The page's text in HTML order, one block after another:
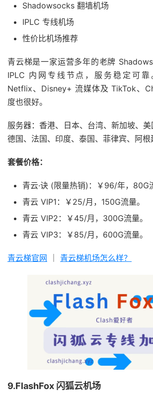
Shadowsocks 翻墙机场
IPLC 专线机场
性价比机场推荐
青云梯是一家运营多年的老牌
IPLC 内网专线节点，服务稳定可
Netflix、Disney+ 流媒体及 TikTok、
度也很好。
服务器：香港、日本、台湾、新加坡、美
德国、法国、印度、泰国、菲律宾、阿根
套餐价格：
青云·诀 (限量热销)：￥96/年，80G
青云 VIP1：￥25/月，150G流量。
青云 VIP2：￥45/月，300G流量。
青云 VIP3：￥85/月，600G流量。
青云梯官网 青云梯机场怎么样？
9.FlashFox 闪狐云机场